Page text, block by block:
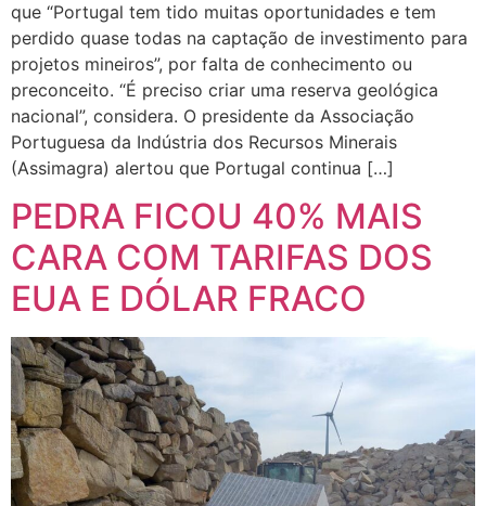
que “Portugal tem tido muitas oportunidades e tem
perdido quase todas na captação de investimento para
projetos mineiros”, por falta de conhecimento ou
preconceito. “É preciso criar uma reserva geológica
nacional”, considera. O presidente da Associação
Portuguesa da Indústria dos Recursos Minerais
(Assimagra) alertou que Portugal continua […]
PEDRA FICOU 40% MAIS
CARA COM TARIFAS DOS
EUA E DÓLAR FRACO